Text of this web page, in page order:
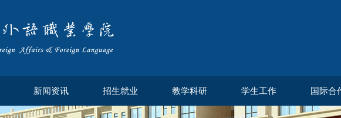
新闻资讯 招生就业 教学科研 学生工作 国际合